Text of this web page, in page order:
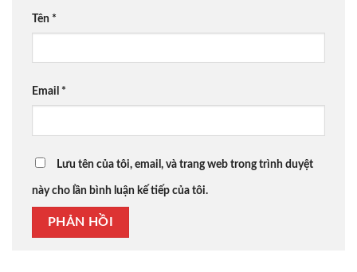
Tên *
Email *
Lưu tên của tôi, email, và trang web trong trình duyệt
này cho lần bình luận kế tiếp của tôi.